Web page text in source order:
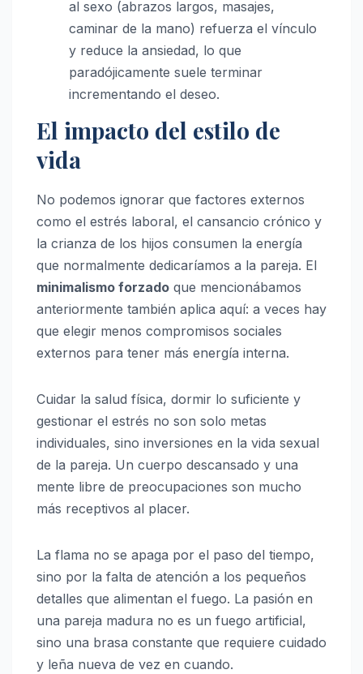
al sexo (abrazos largos, masajes,
caminar de la mano) refuerza el vínculo
y reduce la ansiedad, lo que
paradójicamente suele terminar
incrementando el deseo.
El impacto del estilo de
vida
No podemos ignorar que factores externos
como el estrés laboral, el cansancio crónico y
la crianza de los hijos consumen la energía
que normalmente dedicaríamos a la pareja. El
minimalismo forzado que mencionábamos
anteriormente también aplica aquí: a veces hay
que elegir menos compromisos sociales
externos para tener más energía interna.
Cuidar la salud física, dormir lo suficiente y
gestionar el estrés no son solo metas
individuales, sino inversiones en la vida sexual
de la pareja. Un cuerpo descansado y una
mente libre de preocupaciones son mucho
más receptivos al placer.
La flama no se apaga por el paso del tiempo,
sino por la falta de atención a los pequeños
detalles que alimentan el fuego. La pasión en
una pareja madura no es un fuego artificial,
sino una brasa constante que requiere cuidado
y leña nueva de vez en cuando.